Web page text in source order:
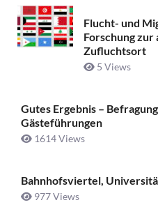
Flucht- und
Forschung zur
Zufluchtsort
5 Views
Gutes Ergebnis –
Gästeführungen
1614 Views
Bahnhofsviertel,
977 Views